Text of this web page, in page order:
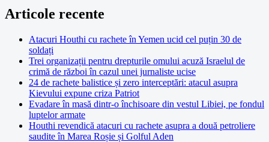
Articole recente
Atacuri Houthi cu rachete în Yemen ucid cel puțin 30 de
soldați
Trei organizații pentru drepturile omului acuză Israelul de
crimă de război în cazul unei jurnaliste ucise
24 de rachete balistice și zero interceptări: atacul asupra
Kievului expune criza Patriot
Evadare în masă dintr-o închisoare din vestul Libiei, pe fondul
luptelor armate
Houthi revendică atacuri cu rachete asupra a două petroliere
saudite în Marea Roșie și Golful Aden